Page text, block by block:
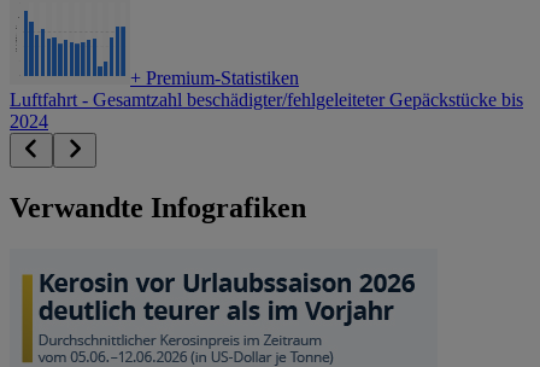
+ Premium-Statistiken
Luftfahrt - Gesamtzahl beschädigter/fehlgeleiteter Gepäckstücke bis
2024
Verwandte Infografiken